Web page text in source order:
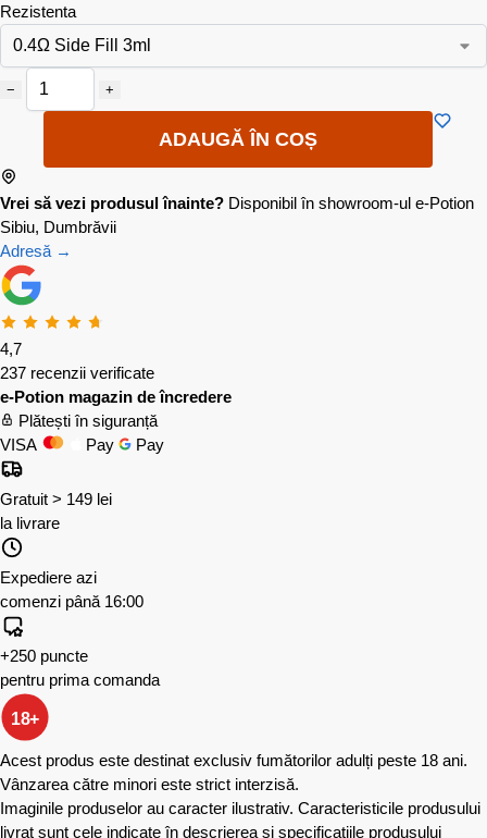
Rezistenta
− +
ADAUGĂ ÎN COȘ
Vrei să vezi produsul înainte? Disponibil în showroom-ul e-Potion
Sibiu, Dumbrăvii
Adresă →
4,7
237 recenzii verificate
e-Potion magazin de încredere
Plătești în siguranță
VISA
Pay Pay
Gratuit > 149 lei
la livrare
Expediere azi
comenzi până 16:00
+250 puncte
pentru prima comanda
18+
Acest produs este destinat exclusiv fumătorilor adulți peste 18 ani.
Vânzarea către minori este strict interzisă.
Imaginile produselor au caracter ilustrativ. Caracteristicile produsului
livrat sunt cele indicate în descrierea și specificațiile produsului